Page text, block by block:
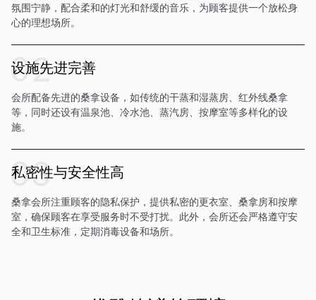
氛围宁静，配合柔和的灯光和舒缓的音乐，为顾客提供一个放松身
心的理想场所。
设施先进完善
会所配备先进的桑拿设备，如传统的干蒸和湿蒸房、红外线桑拿
等，同时还设有温泉池、冷水池、蒸汽房、按摩室等多样化的设
施。
私密性与安全性高
桑拿会所注重顾客的隐私保护，提供私密的更衣室、桑拿房和按摩
室，确保顾客在享受服务时不受打扰。此外，会所还会严格遵守安
全和卫生标准，定期消毒设备和场所。